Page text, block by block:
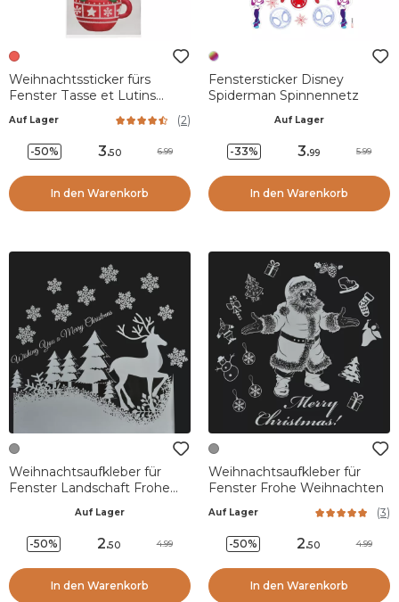
Weihnachtssticker fürs
Fenster Tasse et Lutins
Auf Lager (2)
-50% 3.50 6.99
In den Warenkorb
Fenstersticker Disney
Spiderman Spinnennetz
Auf Lager
-33% 3.99 5.99
In den Warenkorb
Weihnachtsaufkleber für
Fenster Landschaft Frohe
Auf Lager
-50% 2.50 4.99
In den Warenkorb
Weihnachtsaufkleber für
Fenster Frohe Weihnachten
Auf Lager (3)
-50% 2.50 4.99
In den Warenkorb